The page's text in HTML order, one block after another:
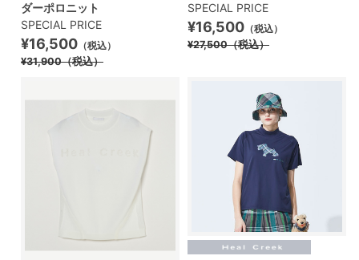
ダーポロニット
SPECIAL PRICE
¥16,500 （税込）
¥31,900（税込）
SPECIAL PRICE
¥16,500 （税込）
¥27,500（税込）